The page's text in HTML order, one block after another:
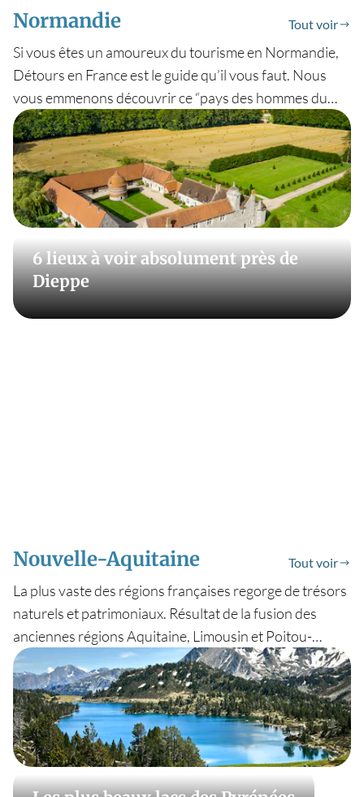
Normandie Tout voir
Si vous êtes un amoureux du tourisme en Normandie,
Détours en France est le guide qu’il vous faut. Nous
vous emmenons découvrir ce “pays des hommes du
Nord”, un pays verdoyant aux lumières changeantes et
aux contrastes saisissants. N’est-ce pas le long du
littoral manchois et des rives de la Seine qu’est né
l’impressionnisme ? C’est sur ces rivages éclatants que
l’on découvre surtout quelques-uns des lieux les plus
célèbres de France : le Mont-Saint-Michel, les plages du
débarquement, les falaises d’Etretat… Quant aux terres
intérieures, elles regorgent de villages et hameaux
parmi les plus intimes et les mieux préservés de notre
territoire. Un séjour à composer dans cette région avec
6 lieux à voir absolument près de
Dieppe
Nouvelle-Aquitaine Tout voir
La plus vaste des régions françaises regorge de trésors
naturels et patrimoniaux. Résultat de la fusion des
anciennes régions Aquitaine, Limousin et Poitou-
Charente, son gigantesque territoire n’a d’égal que la
diversité de ses paysages. Détours en France vous sert
de guide pour vous en faire découvrir les lieux les plus
marquants. La côte Atlantique, bien sûr, ses immenses
plages océanes bordées de pins, ses ports ostréicoles
ou de pêche, mais aussi son arrière-pays de cocagne,